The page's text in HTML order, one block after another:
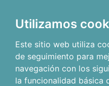
Utilizamos
Este sitio web utiliza
de seguimiento para
navegación con los
la funcionalidad básica